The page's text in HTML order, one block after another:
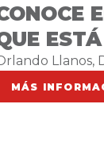
Llanos,
MÁS